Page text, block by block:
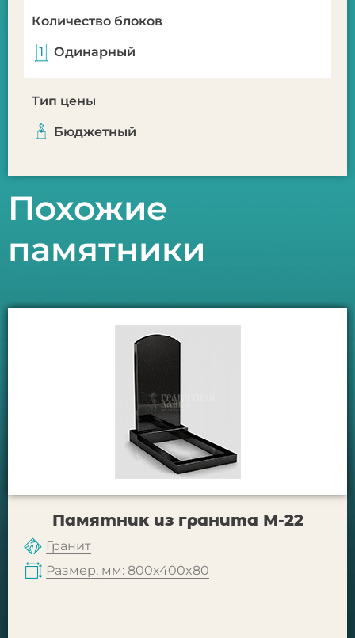
Количество блоков
Одинарный
Тип цены
Бюджетный
Похожие
памятники
Памятник из гранита М-22
Гранит
Размер, мм: 800x400x80